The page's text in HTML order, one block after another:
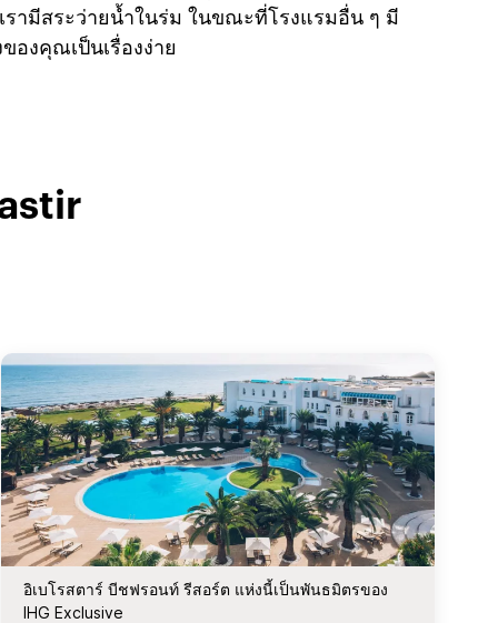
ามีสระว่ายน้ำในร่ม ในขณะที่โรงแรมอื่น ๆ มี
องคุณเป็นเรื่องง่าย
อิเบโรสตาร์ บีชฟรอนท์ รีสอร์ต แห่งนี้เป็นพันธมิตรของ
IHG Exclusive